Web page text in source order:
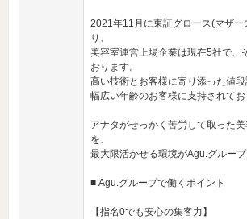
2021年11月に東証グロース(マザー
り、
美容室運営上場企業は現在5社で、
おります。
高い技術とお客様に寄り添った値段
幅広い年齢のお客様に支持されてお
アナタがせっかく苦労して取った
を、
最大限活かせる環境がAgu.グループ
■ Agu.グループで働くポイント
【指名0でも安心の集客力】